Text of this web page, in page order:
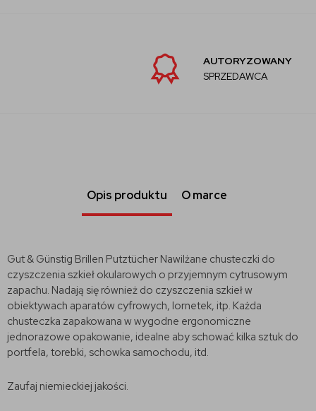
AUTORYZOWANY
SPRZEDAWCA
Opis produktu O marce
Gut & Günstig Brillen Putztücher Nawilżane chusteczki do
czyszczenia szkieł okularowych o przyjemnym cytrusowym
zapachu. Nadają się również do czyszczenia szkieł w
obiektywach aparatów cyfrowych, lornetek, itp. Każda
chusteczka zapakowana w wygodne ergonomiczne
jednorazowe opakowanie, idealne aby schować kilka sztuk do
portfela, torebki, schowka samochodu, itd.
Zaufaj niemieckiej jakości.